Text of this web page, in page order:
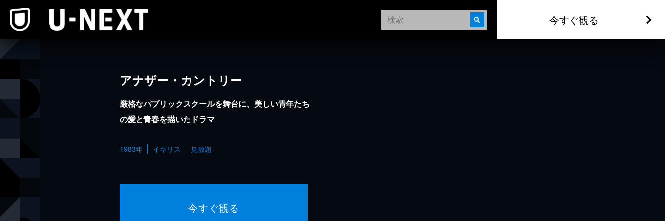
今すぐ観る
アナザー・カントリー
厳格なパブリックスクールを舞台に、美しい青年たち
の愛と青春を描いたドラマ
1983年 イギリス 見放題
今すぐ観る